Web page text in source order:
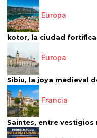
Europa
kotor, la ciudad
Europa
Sibiu, la joya medieval
Francia
Saintes, entre vestigios